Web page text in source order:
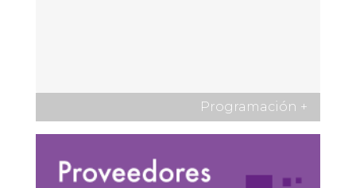
Programación +